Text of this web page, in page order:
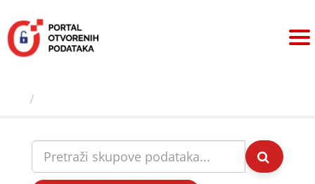
sadržaj